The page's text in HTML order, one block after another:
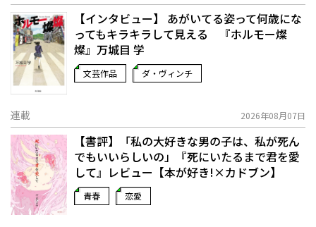
【インタビュー】 あがいてる姿って何歳にな
ってもキラキラして見える 『ホルモー燦
燦』万城目 学
文芸作品 ダ・ヴィンチ
連載 2026年08月07日
【書評】「私の大好きな男の子は、私が死ん
でもいいらしいの」――『死にいたるまで君を愛
して』レビュー【本が好き!×カドブン】
青春 恋愛